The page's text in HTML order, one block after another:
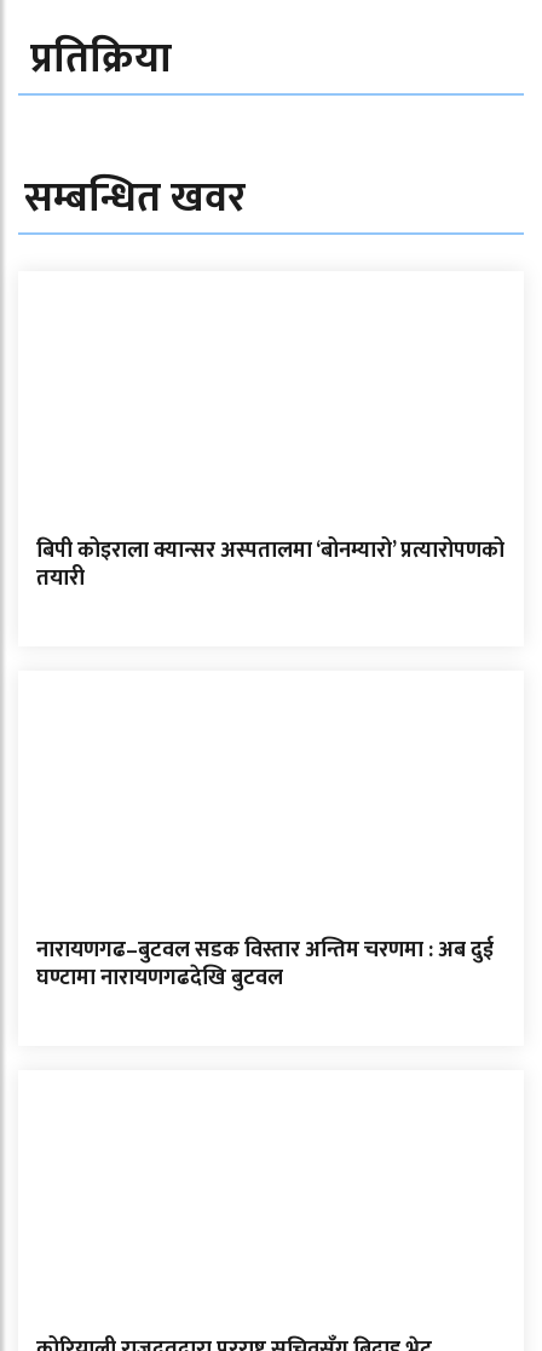
प्रतिक्रिया
सम्बन्धित खवर
बिपी कोइराला क्यान्सर अस्पतालमा ‘बोनम्यारो’ प्रत्यारोपणको
तयारी
नारायणगढ–बुटवल सडक विस्तार अन्तिम चरणमा : अब दुई
घण्टामा नारायणगढदेखि बुटवल